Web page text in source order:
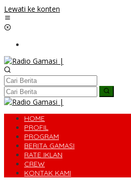
Lewati ke konten
HOME
PROFIL
PROGRAM
BERITA GAMASI
RATE IKLAN
CREW
KONTAK KAMI